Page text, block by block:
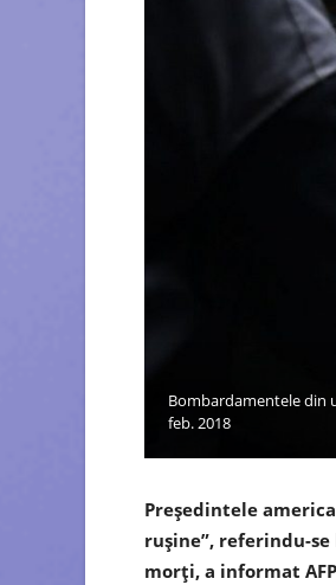
Bombardamentele din
feb. 2018
Preşedintele
ruşine”, referindu-
morţi, a informat